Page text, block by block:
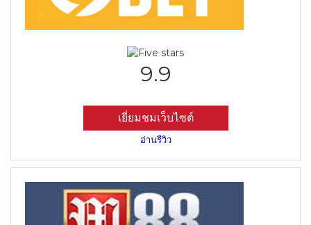
9.9
เยี่ยมชมเว็บไซต์
อ่านรีวิว